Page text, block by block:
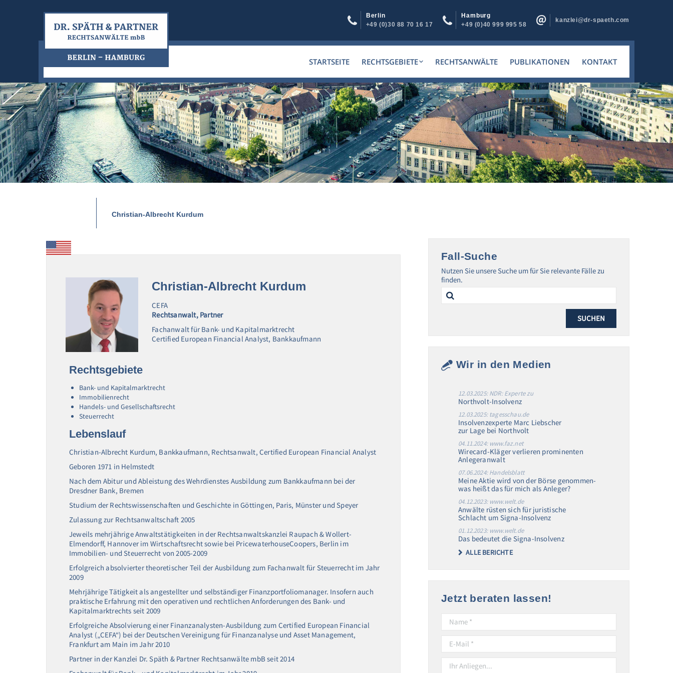
Berlin
+49 (0)30 88 70 16 17
Hamburg
+49 (0)40 999 995 58
kanzlei@dr-spaeth.com
STARTSEITE RECHTSGEBIETE RECHTSANWÄLTE PUBLIKATIONEN KONTAKT
Christian-Albrecht Kurdum
Christian-Albrecht Kurdum
CEFA
Rechtsanwalt, Partner
Fachanwalt für Bank- und Kapitalmarktrecht
Certified European Financial Analyst, Bankkaufmann
Rechtsgebiete
Bank- und Kapitalmarktrecht
Immobilienrecht
Handels- und Gesellschaftsrecht
Steuerrecht
Lebenslauf
Christian-Albrecht Kurdum, Bankkaufmann, Rechtsanwalt, Certified European Financial Analyst
Geboren 1971 in Helmstedt
Nach dem Abitur und Ableistung des Wehrdienstes Ausbildung zum Bankkaufmann bei der
Dresdner Bank, Bremen
Studium der Rechtswissenschaften und Geschichte in Göttingen, Paris, Münster und Speyer
Zulassung zur Rechtsanwaltschaft 2005
Jeweils mehrjährige Anwaltstätigkeiten in der Rechtsanwaltskanzlei Raupach & Wollert-
Elmendorff, Hannover im Wirtschaftsrecht sowie bei PricewaterhouseCoopers, Berlin im
Immobilien- und Steuerrecht von 2005-2009
Erfolgreich absolvierter theoretischer Teil der Ausbildung zum Fachanwalt für Steuerrecht im Jahr
2009
Mehrjährige Tätigkeit als angestellter und selbständiger Finanzportfoliomanager. Insofern auch
praktische Erfahrung mit den operativen und rechtlichen Anforderungen des Bank- und
Kapitalmarktrechts seit 2009
Erfolgreiche Absolvierung einer Finanzanalysten-Ausbildung zum Certified European Financial
Analyst („CEFA“) bei der Deutschen Vereinigung für Finanzanalyse und Asset Management,
Frankfurt am Main im Jahr 2010
Partner in der Kanzlei Dr. Späth & Partner Rechtsanwälte mbB seit 2014
Fall-Suche
Nutzen Sie unsere Suche um für Sie relevante Fälle zu
finden.
Search
for:
Wir in den Medien
12.03.2025: NDR: Experte zu
Northvolt-Insolvenz
12.03.2025: tagesschau.de
Insolvenzexperte Marc Liebscher
zur Lage bei Northvolt
04.11.2024: www.faz.net
Wirecard-Kläger verlieren prominenten
Anlegeranwalt
07.06.2024: Handelsblatt
Meine Aktie wird von der Börse genommen-
was heißt das für mich als Anleger?
04.12.2023: www.welt.de
Anwälte rüsten sich für juristische
Schlacht um Signa-Insolvenz
01.12.2023: www.welt.de
Das bedeutet die Signa-Insolvenz
ALLE BERICHTE
Jetzt beraten lassen!